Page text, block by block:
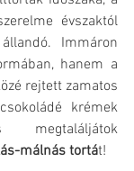
évszaktól
Immáron
hanem a
rejtett zamatos
krémek
megtaláljátok
málnás tortát!